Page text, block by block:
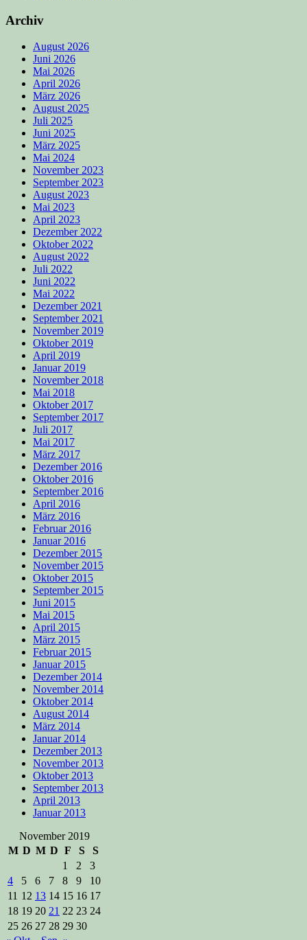
Archiv
August 2026
Juni 2026
Mai 2026
April 2026
März 2026
August 2025
Juli 2025
Juni 2025
März 2025
Mai 2024
November 2023
September 2023
August 2023
Mai 2023
April 2023
Dezember 2022
Oktober 2022
August 2022
Juli 2022
Juni 2022
Mai 2022
Dezember 2021
September 2021
November 2019
Oktober 2019
April 2019
Januar 2019
November 2018
Mai 2018
Oktober 2017
September 2017
Juli 2017
Mai 2017
März 2017
Dezember 2016
Oktober 2016
September 2016
April 2016
März 2016
Februar 2016
Januar 2016
Dezember 2015
November 2015
Oktober 2015
September 2015
Juni 2015
Mai 2015
April 2015
März 2015
Februar 2015
Januar 2015
Dezember 2014
November 2014
Oktober 2014
August 2014
März 2014
Januar 2014
Dezember 2013
November 2013
Oktober 2013
September 2013
April 2013
Januar 2013
November 2019
M D M D F S
S
1
2
3
4
5 6 7 8 9
10
11 12 13 14 15 16 17
18 19 20 21 22 23 24
25 26 27 28 29 30